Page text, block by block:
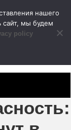
зарубежного
нашего
сайт, мы будем
policy